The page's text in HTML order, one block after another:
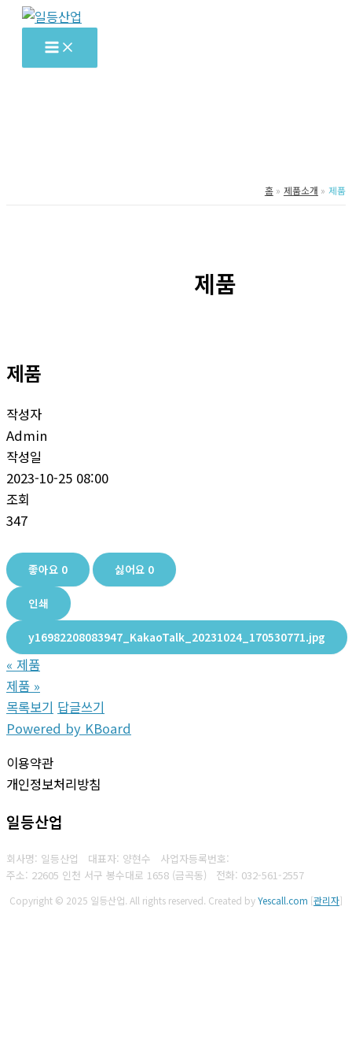
홈 제품소개 제품
제품
제품
작성자
Admin
작성일
2023-10-25 08:00
조회
347
좋아요 0 싫어요 0
인쇄
y16982208083947_KakaoTalk_20231024_170530771.jpg
« 제품
제품 »
목록보기 답글쓰기
Powered by KBoard
이용약관
개인정보처리방침
일등산업
회사명: 일등산업 대표자: 양현수 사업자등록번호:
주소: 22605 인천 서구 봉수대로 1658 (금곡동) 전화: 032-561-2557
Copyright © 2025 일등산업. All rights reserved. Created byYescall.com [관리자]